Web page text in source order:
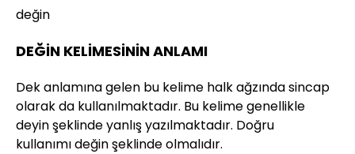
değin
DEĞİN KELİMESİNİN ANLAMI
Dek anlamına gelen bu kelime halk ağzında sincap
olarak da kullanılmaktadır. Bu kelime genellikle
deyin şeklinde yanlış yazılmaktadır. Doğru
kullanımı değin şeklinde olmalıdır.